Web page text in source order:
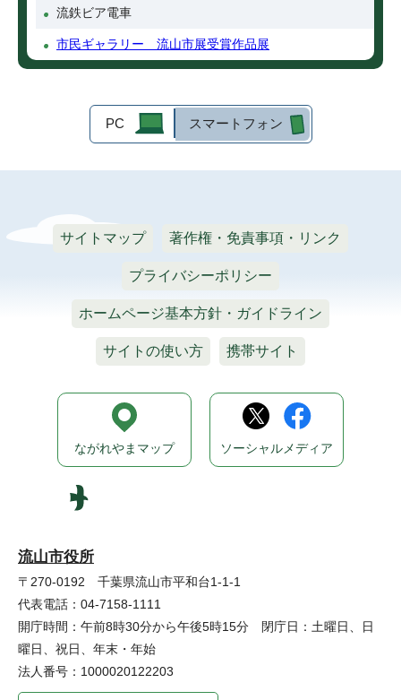
流鉄ビア電車
市民ギャラリー 流山市展受賞作品展
PC スマートフォン
サイトマップ 著作権・免責事項・リンク
プライバシーポリシー
ホームページ基本方針・ガイドライン
サイトの使い方 携帯サイト
流山市役所
〒270-0192 千葉県流山市平和台1-1-1
代表電話：04-7158-1111
開庁時間：午前8時30分から午後5時15分 閉庁日：土曜日、日
曜日、祝日、年末・年始
法人番号：1000020122203
ながれやまマップ ソーシャルメディア